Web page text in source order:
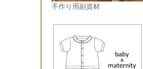
手作り用副資材